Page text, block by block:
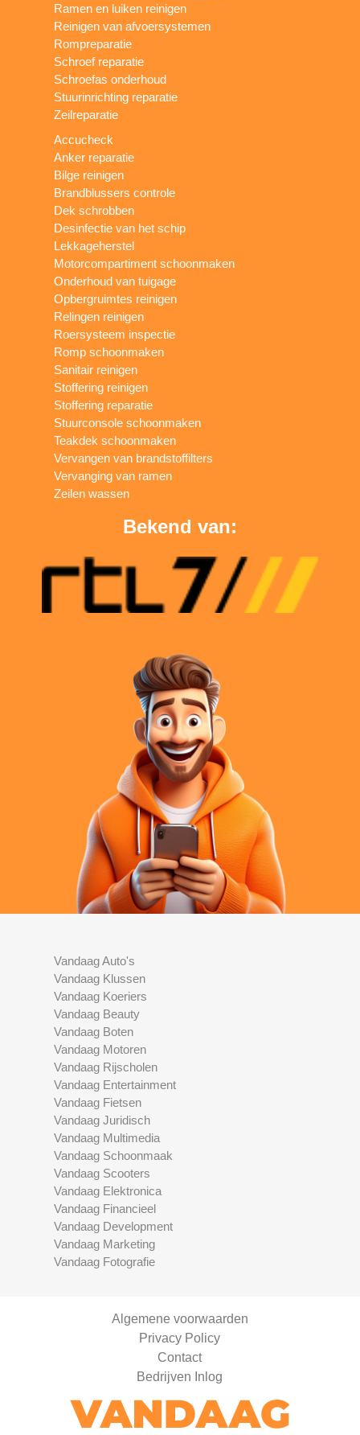
Ramen en luiken reinigen
Reinigen van afvoersystemen
Rompreparatie
Schroef reparatie
Schroefas onderhoud
Stuurinrichting reparatie
Zeilreparatie
Accucheck
Anker reparatie
Bilge reinigen
Brandblussers controle
Dek schrobben
Desinfectie van het schip
Lekkageherstel
Motorcompartiment schoonmaken
Onderhoud van tuigage
Opbergruimtes reinigen
Relingen reinigen
Roersysteem inspectie
Romp schoonmaken
Sanitair reinigen
Stoffering reinigen
Stoffering reparatie
Stuurconsole schoonmaken
Teakdek schoonmaken
Vervangen van brandstoffilters
Vervanging van ramen
Zeilen wassen
Bekend van:
Vandaag Auto's
Vandaag Klussen
Vandaag Koeriers
Vandaag Beauty
Vandaag Boten
Vandaag Motoren
Vandaag Rijscholen
Vandaag Entertainment
Vandaag Fietsen
Vandaag Juridisch
Vandaag Multimedia
Vandaag Schoonmaak
Vandaag Scooters
Vandaag Elektronica
Vandaag Financieel
Vandaag Development
Vandaag Marketing
Vandaag Fotografie
Algemene voorwaarden
Privacy Policy
Contact
Bedrijven Inlog